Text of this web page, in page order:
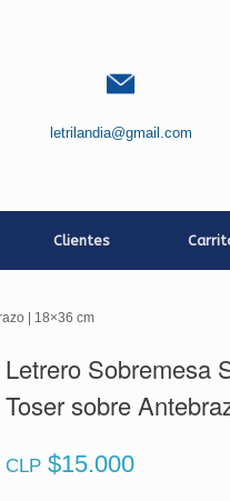
letrilandia@gmail.com
Clientes
| 18×36 cm
Letrero Sobremesa
Toser sobre
CLP $15.000